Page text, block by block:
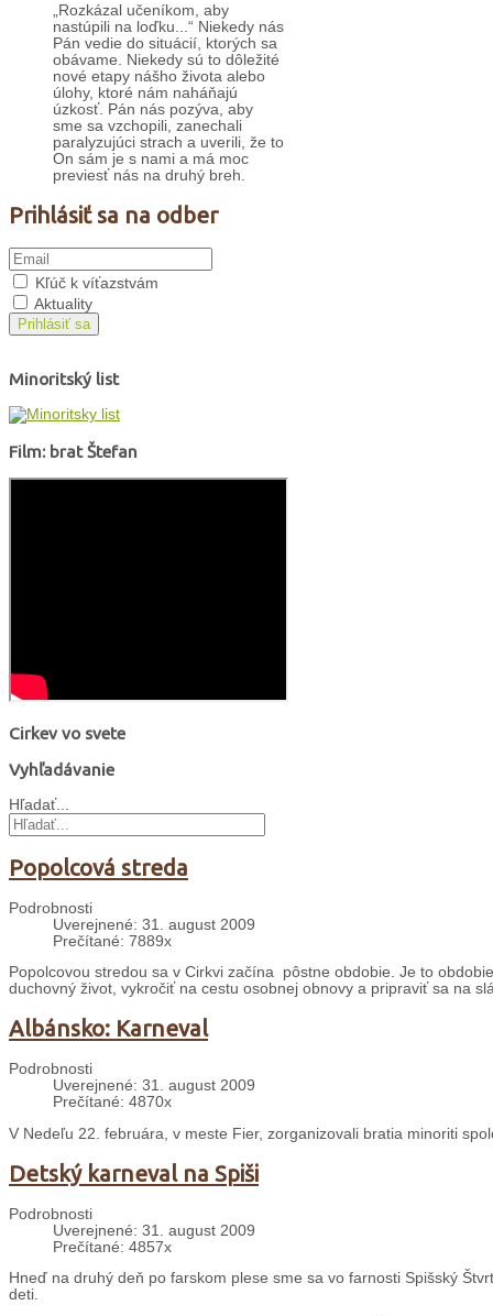
„Rozkázal učeníkom, aby
nastúpili na loďku...“ Niekedy nás
Pán vedie do situácií, ktorých sa
obávame. Niekedy sú to dôležité
nové etapy nášho života alebo
úlohy, ktoré nám naháňajú
úzkosť. Pán nás pozýva, aby
sme sa vzchopili, zanechali
paralyzujúci strach a uverili, že to
On sám je s nami a má moc
previesť nás na druhý breh.
Prihlásiť sa na odber
Kľúč k víťazstvám
Aktuality
Prihlásiť sa
Minoritský list
Film: brat Štefan
Cirkev vo svete
Vyhľadávanie
Hľadať...
Popolcová streda
Podrobnosti
Uverejnené: 31. august 2009
Prečítané: 7889x
Popolcovou stredou sa v Cirkvi začína pôstne obdobie. Je to
duchovný život, vykročiť na cestu osobnej obnovy a pripraviť sa na
Albánsko: Karneval
Podrobnosti
Uverejnené: 31. august 2009
Prečítané: 4870x
V Nedeľu 22. februára, v meste Fier, zorganizovali bratia minoriti
Detský karneval na Spiši
Podrobnosti
Uverejnené: 31. august 2009
Prečítané: 4857x
Hneď na druhý deň po farskom plese sme sa vo farnosti Spišský
deti.